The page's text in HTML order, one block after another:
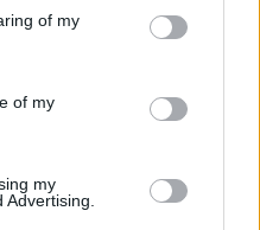
of my
of my
my
da chi è
raccontare questa
con due squadre
e la Corte dei conti
qualcosa di assai